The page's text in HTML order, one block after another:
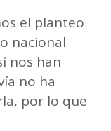
el planteo
nacional
nos han
no ha
por lo que